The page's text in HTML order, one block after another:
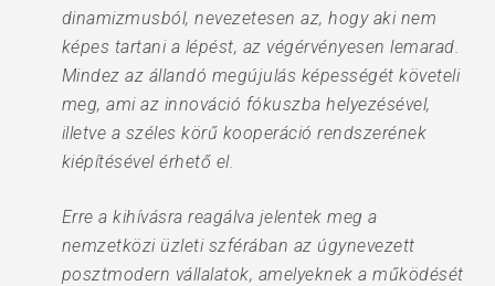
dinamizmusból, nevezetesen az, hogy aki nem
képes tartani a lépést, az végérvényesen lemarad.
Mindez az állandó megújulás képességét követeli
meg, ami az innováció fókuszba helyezésével,
illetve a széles körű kooperáció rendszerének
kiépítésével érhető el.
Erre a kihívásra reagálva jelentek meg a
nemzetközi üzleti szférában az úgynevezett
posztmodern vállalatok, amelyeknek a működését